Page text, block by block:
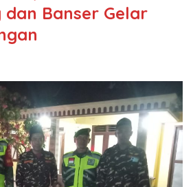
dan Banser Gelar